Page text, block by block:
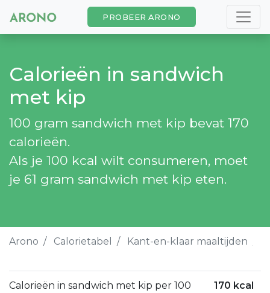
PROBEER ARONO
Calorieën in sandwich
met kip
100 gram sandwich met kip bevat 170
calorieën.
Als je 100 kcal wilt consumeren, moet
je 61 gram sandwich met kip eten.
Arono Calorietabel Kant-en-klaar maaltijden
Calorieën in sandwich met kip per 100
170 kcal